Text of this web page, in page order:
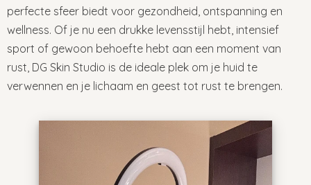
perfecte sfeer biedt voor gezondheid, ontspanning en
wellness. Of je nu een drukke levensstijl hebt, intensief
sport of gewoon behoefte hebt aan een moment van
rust, DG Skin Studio is de ideale plek om je huid te
verwennen en je lichaam en geest tot rust te brengen.